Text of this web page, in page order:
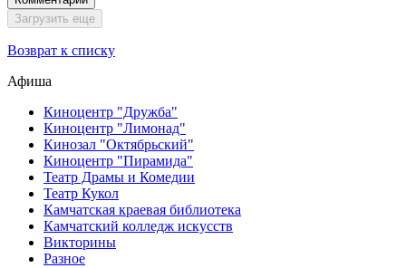
Загрузить еще
Возврат к списку
Афиша
Киноцентр "Дружба"
Киноцентр "Лимонад"
Кинозал "Октябрьский"
Киноцентр "Пирамида"
Театр Драмы и Комедии
Театр Кукол
Камчатская краевая библиотека
Камчатский колледж искусств
Викторины
Разное